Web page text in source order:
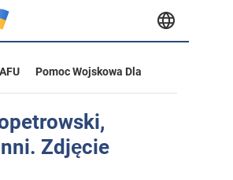
Pomoc Wojskowa Dla
Zdjęcie